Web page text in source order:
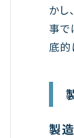
かし
事で
底的
製